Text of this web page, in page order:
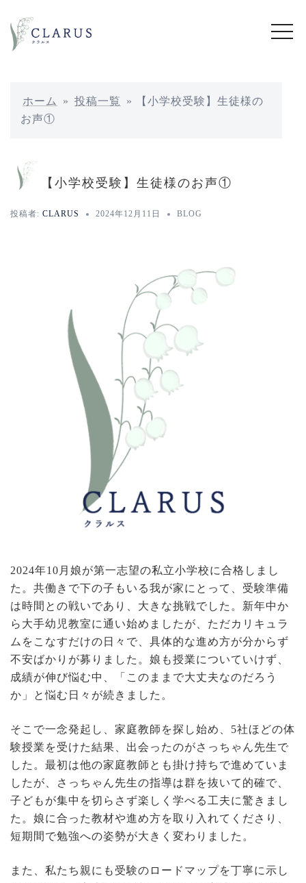
ン
ホーム » 投稿一覧 »
【小学校受験】生徒様の
お声①
【小学校受験】生徒様のお声①
投稿者: CLARUS 2024年12月11日 BLOG
2024年10月娘が第一志望の私立小学校に合格しまし
た。共働きで下の子もいる我が家にとって、受験準備
は時間との戦いであり、大きな挑戦でした。新年中か
ら大手幼児教室に通い始めましたが、ただカリキュラ
ムをこなすだけの日々で、具体的な進め方が分からず
不安ばかりが募りました。娘も授業についていけず、
成績が伸び悩む中、「このままで大丈夫なのだろう
か」と悩む日々が続きました。
そこで一念発起し、家庭教師を探し始め、5社ほどの体
験授業を受けた結果、出会ったのがさっちゃん先生で
した。最初は他の家庭教師とも掛け持ちで進めていま
したが、さっちゃん先生の指導は群を抜いて的確で、
子どもが集中を切らさず楽しく学べる工夫に驚きまし
た。娘に合った教材や進め方を取り入れてくださり、
短期間で勉強への姿勢が大きく変わりました。
また、私たち親にも受験のロードマップを丁寧に示し